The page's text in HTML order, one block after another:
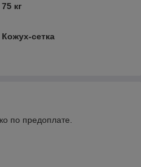
75 кг
Кожух-сетка
по предоплате.